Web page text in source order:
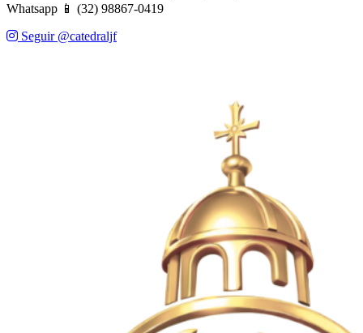
Whatsapp 📱 (32) 98867-0419
Seguir @catedraljf